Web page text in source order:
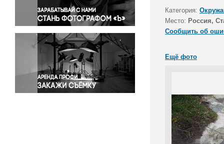
Происшествия и конфликты
Религия
Светская жизнь
Спорт
Экология
Экономика и бизнес
Категория:
Место: Россия,
Сообщить об
Ещё фото